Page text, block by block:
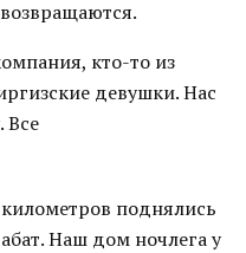
кто-то из
девушки. Нас
Все
поднялись
Наш дом ночлега у